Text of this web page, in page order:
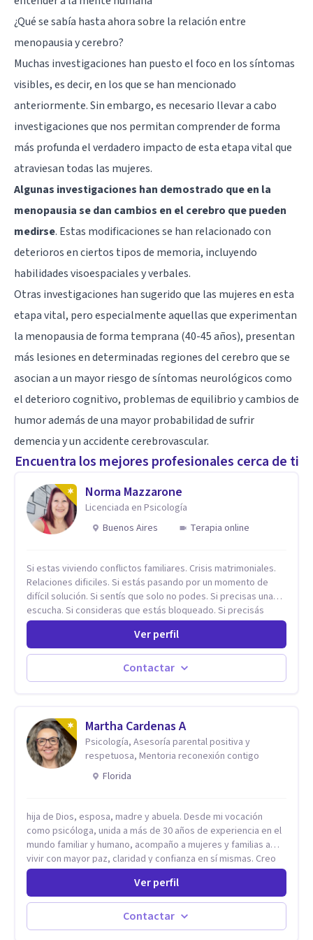
¿Qué se sabía hasta ahora sobre la relación entre
menopausia y cerebro?
Muchas investigaciones han puesto el foco en los síntomas
visibles, es decir, en los que se han mencionado
anteriormente. Sin embargo, es necesario llevar a cabo
investigaciones que nos permitan comprender de forma
más profunda el verdadero impacto de esta etapa vital que
atraviesan todas las mujeres.
Algunas investigaciones han demostrado que en la
menopausia se dan cambios en el cerebro que pueden
medirse. Estas modificaciones se han relacionado con
deterioros en ciertos tipos de memoria, incluyendo
habilidades visoespaciales y verbales.
Otras investigaciones han sugerido que las mujeres en esta
etapa vital, pero especialmente aquellas que experimentan
la menopausia de forma temprana (40-45 años), presentan
más lesiones en determinadas regiones del cerebro que se
asocian a un mayor riesgo de síntomas neurológicos como
el deterioro cognitivo, problemas de equilibrio y cambios de
humor además de una mayor probabilidad de sufrir
demencia y un accidente cerebrovascular.
Encuentra los mejores profesionales cerca de ti
Norma Mazzarone
Licenciada en Psicología
Buenos Aires
Terapia online
Si estas viviendo conflictos familiares. Crisis matrimoniales.
Relaciones dificiles. Si estás pasando por un momento de
difícil solución. Si sentís que solo no podes. Si precisas una
escucha. Si consideras que estás bloqueado. Si precisás
comprensión. Si no logras definir proyectos, objetivos,
sueños, deseos. Si pensás que lo que te pasa no es tan
grave, pero podría ayudar. Si estás en adicciones y tu
intención es hacer algo con lo que te está pasando. No dudes
en comunicarte a fin de comenzar a resolver la situación que
Ver perfil
Contactar
Martha Cardenas A
Psicología, Asesoría parental positiva y
respetuosa, Mentoria reconexión contigo
Florida
hija de Dios, esposa, madre y abuela. Desde mi vocación
como psicóloga, unida a más de 30 años de experiencia en el
mundo familiar y humano, acompaño a mujeres y familias a
vivir con mayor paz, claridad y confianza en sí mismas. Creo
profundamente que la vida está hecha de etapas, y que cada
ciclo —personal, emocional, espiritual y familiar— trae
oportunidades de crecimiento. Por eso utilizo una
combinación de psicología positiva, enfoque humanista,
herramientas contemporáneas de bienestar mental y
Ver perfil
Contactar